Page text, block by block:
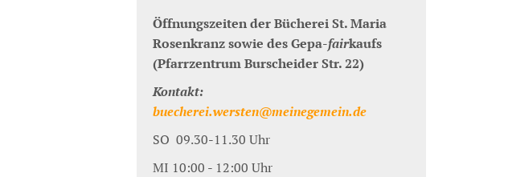
Öffnungszeiten der Bücherei St. Maria
Rosenkranz sowie des Gepa-fairkaufs
(Pfarrzentrum Burscheider Str. 22)
Kontakt:
buecherei.wersten@meinegemein.de
SO 09.30-11.30 Uhr
MI 10:00 - 12:00 Uhr